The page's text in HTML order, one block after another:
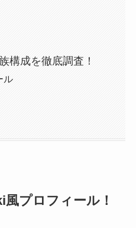
構成を徹底調査！
ル
プロフィール！